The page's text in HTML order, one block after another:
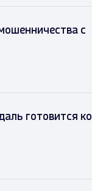
с
готовится ко